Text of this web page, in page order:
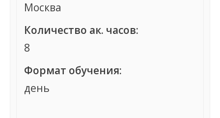
Москва
Количество ак. часов:
8
Формат обучения:
день